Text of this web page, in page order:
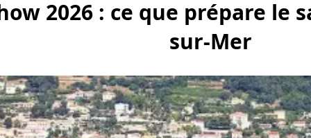
Météo Marine Permis bateau Fédé.,
maritime Ports & Marinas Pratique Courrier
Phare
2026 : ce que prépare le
sur-Mer